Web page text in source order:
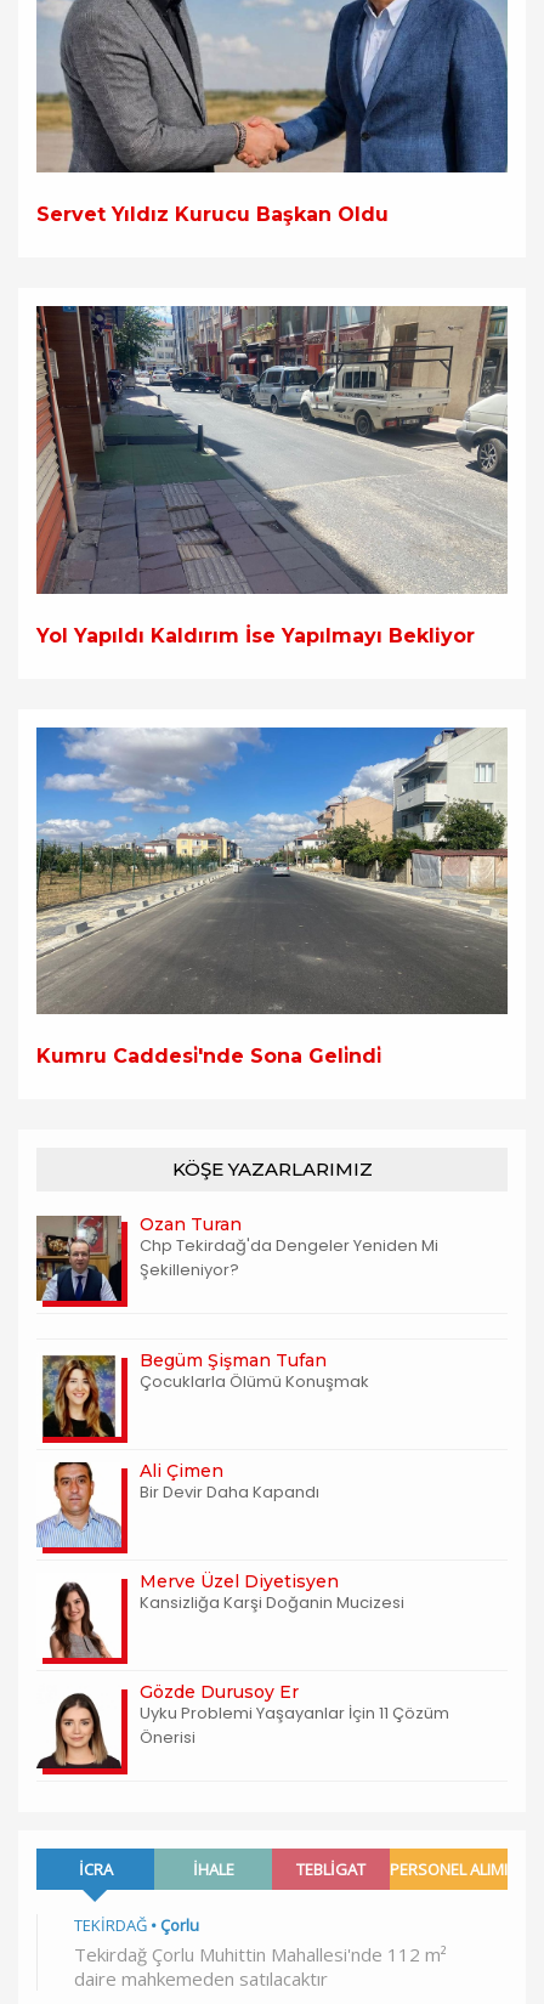
Servet Yıldız Kurucu Başkan Oldu
Yol Yapıldı Kaldırım İse Yapılmayı Bekliyor
Kumru Caddesi̇'nde Sona Geli̇ndi̇
KÖŞE YAZARLARIMIZ
Ozan Turan
Chp Tekirdağ'da Dengeler Yeniden Mi
Şekilleniyor?
Begüm Şişman Tufan
Çocuklarla Ölümü Konuşmak
Ali Çimen
Bir Devir Daha Kapandı
Merve Üzel Diyetisyen
Kansizliğa Karşi Doğanin Mucizesi
Gözde Durusoy Er
Uyku Problemi Yaşayanlar İçin 11 Çözüm
Önerisi